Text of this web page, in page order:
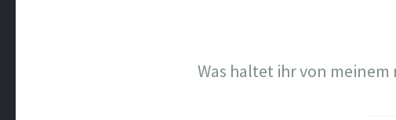
Was haltet ihr von